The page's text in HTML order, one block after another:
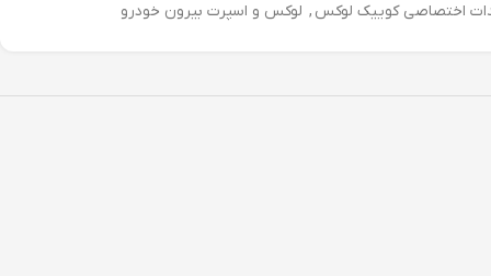
اختصاصی کوییک لوکس , لوکس و اسپرت بیرون خودرو